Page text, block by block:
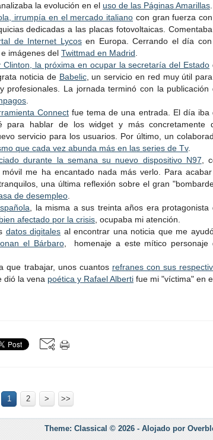
la evolución en el uso de las Páginas Amarillas
irrumpía en el mercado italiano con gran fuerza
dedicadas a las placas fotovoltaicas.
de Internet Lycosen Europa. Cerrando el día
imágenes del Twittmad en Madrid
Clinton, la próxima en ocupar la secretaría del Estado
noticia de Babelic, un servicio en red muy útil
profesionales. La jornada terminó con la publicación
Connectfue tema de una entrada. El día iba
para hablar de los widget y más concretamente
servicio para los usuarios. Por último, un
que cada vez abunda más en las series de Tv.
durante la semana su nuevo dispositivo N97 ,
me ha encantado nada más verlo. Para
una última reflexión sobre el gran
de desempleo
, la misma a sus treinta años era protagonista
afectado por la crisis , ocupaba mi atención.
datos digitales al encontrar una noticia que me
el Bárbaro, homenaje a este mítico personaje
que trabajar, unos cuantos refranes con sus
dió la vena poética y Rafael Alberti fue mi "víctima" en
1 2 > >>
Theme: Classical © 2026 - Alojado por